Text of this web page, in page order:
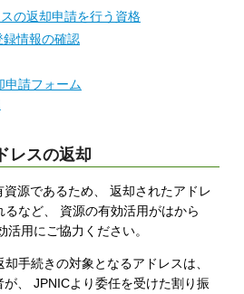
の返却申請を行う資格
情報の確認
申請フォーム
レスの返却
源であるため、 返却されたアドレ
など、 資源の有効活用がはから
用にご協力ください。
手続きの対象となるアドレスは、
、 JPNICより委任を受けた割り振